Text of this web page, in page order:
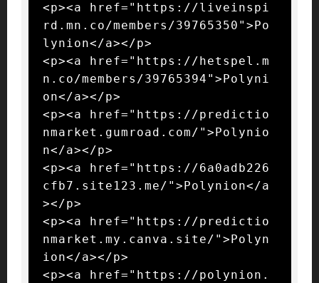
<p><a href="https://liveinspi
rd.mn.co/members/39765350">Po
lynion</a></p>
<p><a href="https://hetspel.m
n.co/members/39765394">Polyni
on</a></p>
<p><a href="https://predictio
nmarket.gumroad.com/">Polynio
n</a></p>
<p><a href="https://6a0adb226
cfb7.site123.me/">Polynion</a
></p>
<p><a href="https://predictio
nmarket.my.canva.site/">Polyn
ion</a></p>
<p><a href="https://polynion.